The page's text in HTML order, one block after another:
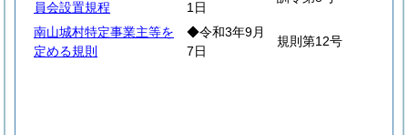
員会設置規程
1日
南山城村特定事業主等を
定める規則
◆令和3年9月
7日
規則第12号